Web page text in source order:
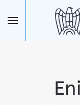
Skip to